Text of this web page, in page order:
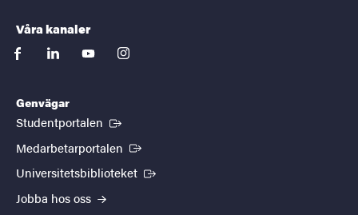
Våra kanaler
facebooklinkedinyoutubeinstagram
Genvägar
Studentportalen (Extern länk)
Medarbetarportalen (Extern länk)
Universitetsbiblioteket (Extern länk)
Jobba hos oss